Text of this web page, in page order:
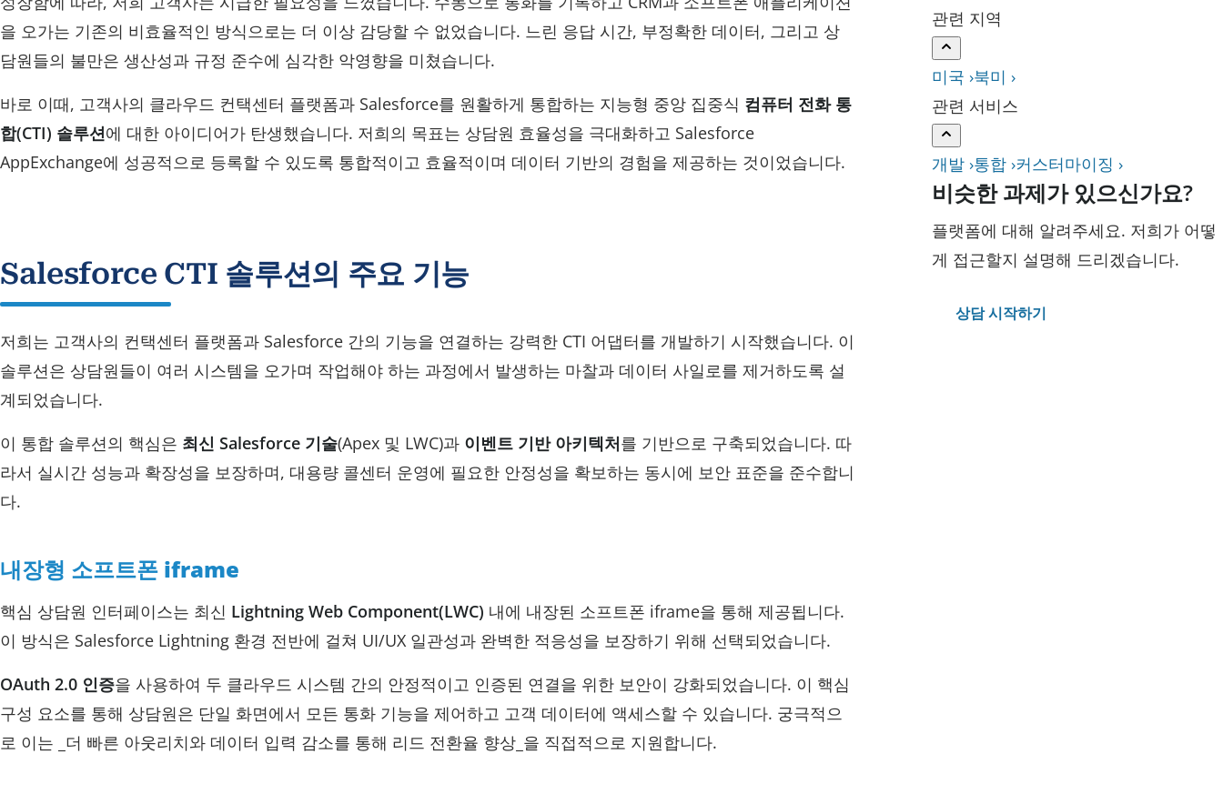
을 오가는 기존의 비효율적인 방식으로는 더 이상 감당할 수 없었습니다. 느린 응답 시간, 부정확한 데이터, 그리고 상
담원들의 불만은 생산성과 규정 준수에 심각한 악영향을 미쳤습니다.
바로 이때, 고객사의 클라우드 컨택센터 플랫폼과 Salesforce를 원활하게 통합하는 지능형 중앙 집중식 컴퓨터 전화 통
합(CTI) 솔루션에 대한 아이디어가 탄생했습니다. 저희의 목표는 상담원 효율성을 극대화하고 Salesforce
AppExchange에 성공적으로 등록할 수 있도록 통합적이고 효율적이며 데이터 기반의 경험을 제공하는 것이었습니다.
Salesforce CTI 솔루션의 주요 기능
저희는 고객사의 컨택센터 플랫폼과 Salesforce 간의 기능을 연결하는 강력한 CTI 어댑터를 개발하기 시작했습니다. 이
솔루션은 상담원들이 여러 시스템을 오가며 작업해야 하는 과정에서 발생하는 마찰과 데이터 사일로를 제거하도록 설
계되었습니다.
이 통합 솔루션의 핵심은 최신 Salesforce 기술(Apex 및 LWC)과 이벤트 기반 아키텍처를 기반으로 구축되었습니다. 따
라서 실시간 성능과 확장성을 보장하며, 대용량 콜센터 운영에 필요한 안정성을 확보하는 동시에 보안 표준을 준수합니
다.
내장형 소프트폰 iframe
핵심 상담원 인터페이스는 최신 Lightning Web Component(LWC) 내에 내장된 소프트폰 iframe을 통해 제공됩니다.
이 방식은 Salesforce Lightning 환경 전반에 걸쳐 UI/UX 일관성과 완벽한 적응성을 보장하기 위해 선택되었습니다.
OAuth 2.0 인증을 사용하여 두 클라우드 시스템 간의 안정적이고 인증된 연결을 위한 보안이 강화되었습니다. 이 핵심
구성 요소를 통해 상담원은 단일 화면에서 모든 통화 기능을 제어하고 고객 데이터에 액세스할 수 있습니다. 궁극적으
로 이는 _더 빠른 아웃리치와 데이터 입력 감소를 통해 리드 전환율 향상_을 직접적으로 지원합니다.
관련 지역
미국 ›북미 ›
관련 서비스
개발 ›통합 ›커스터마이징 ›
비슷한 과제가 있으신가요?
플랫폼에 대해 알려주세요. 저희가 어떻
게 접근할지 설명해 드리겠습니다.
상담 시작하기